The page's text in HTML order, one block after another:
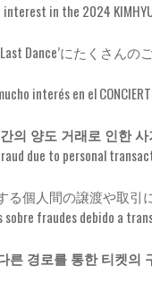
in the 2024
Last Dance’にたく
interés en el
의 양도 거래로 인한
due to personal
個人間の譲渡や取引
fraudes debido a
른 경로를 통한 티켓의